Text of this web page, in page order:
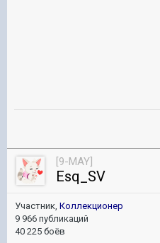
[9-MAY]
Esq_SV
Участник, Коллекционер
9 966 публикаций
40 225 боёв